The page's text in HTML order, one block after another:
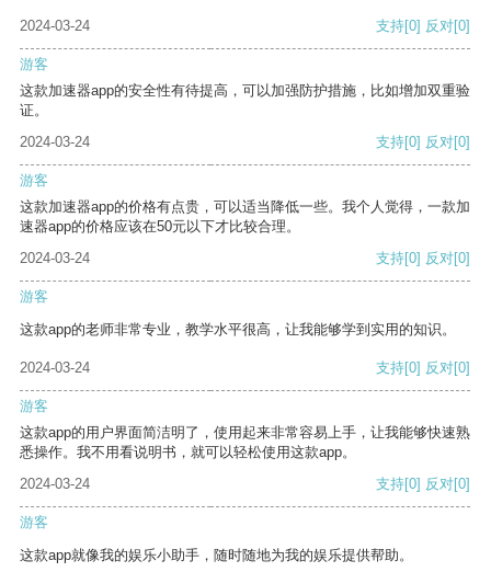
2024-03-24 支持[0] 反对[0]
游客
这款加速器app的安全性有待提高，可以加强防护措施，比如增加双重验
证。
2024-03-24
支持[0] 反对[0]
游客
这款加速器app的价格有点贵，可以适当降低一些。我个人觉得，一款加
速器app的价格应该在50元以下才比较合理。
2024-03-24
支持[0] 反对[0]
游客
这款app的老师非常专业，教学水平很高，让我能够学到实用的知识。
2024-03-24 支持[0] 反对[0]
游客
这款app的用户界面简洁明了，使用起来非常容易上手，让我能够快速熟
悉操作。我不用看说明书，就可以轻松使用这款app。
2024-03-24
支持[0] 反对[0]
游客
这款app就像我的娱乐小助手，随时随地为我的娱乐提供帮助。